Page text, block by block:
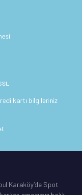
kartı bilgileriniz
Karaköy’de Spot